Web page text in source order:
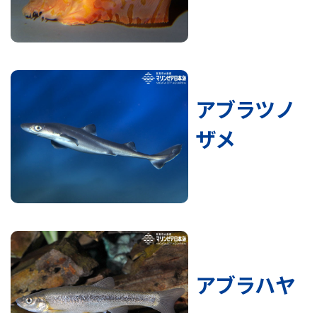
アブラツノ
ザメ
アブラハヤ